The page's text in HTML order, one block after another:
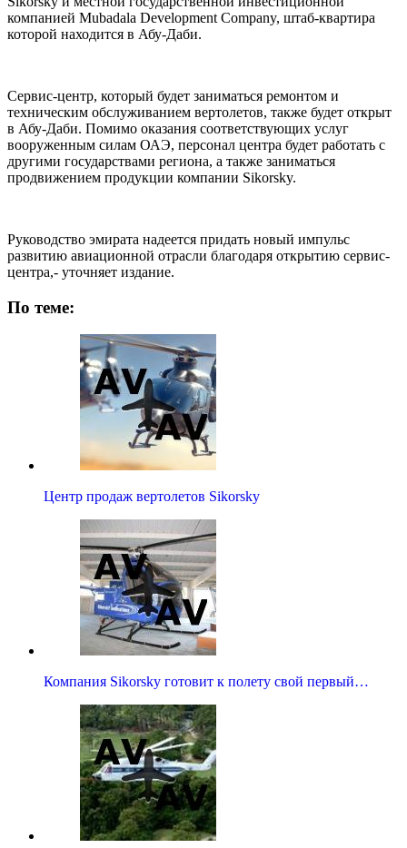
компанией Mubadala Development Company, штаб-квартира
которой находится в Абу-Даби.
Сервис-центр, который будет заниматься ремонтом и
техническим обслуживанием вертолетов, также будет открыт
в Абу-Даби. Помимо оказания соответствующих услуг
вооруженным силам ОАЭ, персонал центра будет работать с
другими государствами региона, а также заниматься
продвижением продукции компании Sikorsky.
Руководство эмирата надеется придать новый импульс
развитию авиационной отрасли благодаря открытию сервис-
центра,- уточняет издание.
По теме:
Центр продаж вертолетов Sikorsky
Компания Sikorsky готовит к полету свой первый…